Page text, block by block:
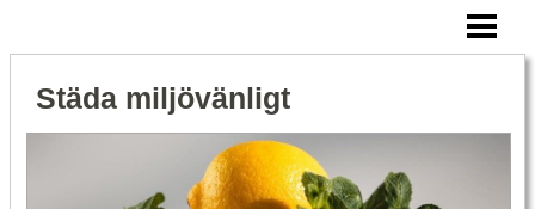
Städa miljövänligt